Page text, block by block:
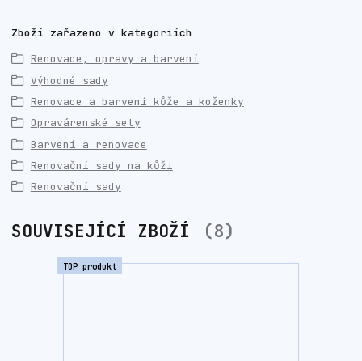
Zboží zařazeno v kategoriích
Renovace, opravy a barvení
Výhodné sady
Renovace a barvení kůže a koženky
Opravárenské sety
Barvení a renovace
Renovační sady na kůži
Renovační sady
SOUVISEJÍCÍ ZBOŽÍ 8
TOP produkt